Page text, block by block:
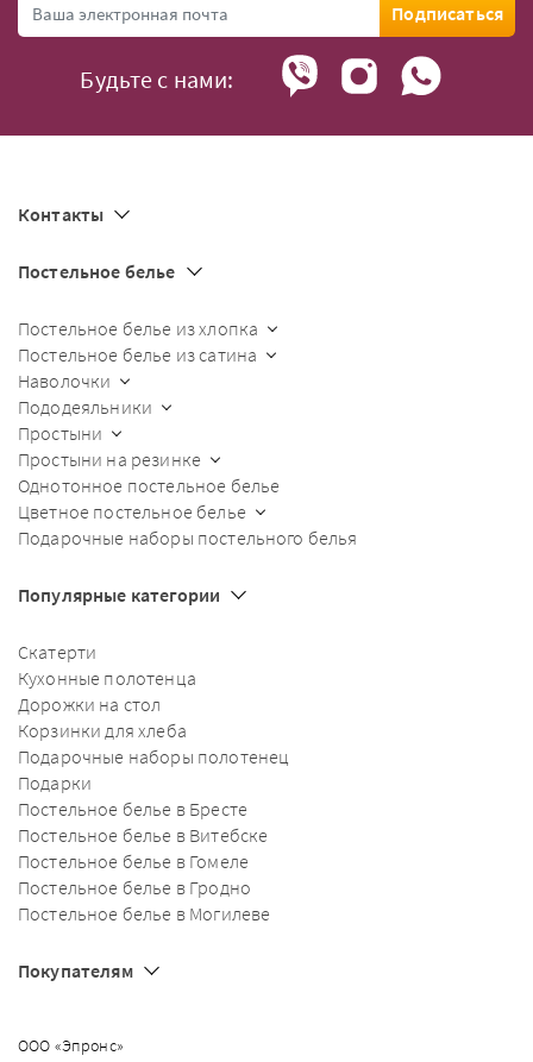
Подписаться
Будьте с нами:
Контакты
Постельное белье
Постельное белье из хлопка
Постельное белье из сатина
Наволочки
Пододеяльники
Простыни
Простыни на резинке
Однотонное постельное белье
Цветное постельное белье
Подарочные наборы постельного белья
Популярные категории
Скатерти
Кухонные полотенца
Дорожки на стол
Корзинки для хлеба
Подарочные наборы полотенец
Подарки
Постельное белье в Бресте
Постельное белье в Витебске
Постельное белье в Гомеле
Постельное белье в Гродно
Постельное белье в Могилеве
Покупателям
ООО «Эпронс»